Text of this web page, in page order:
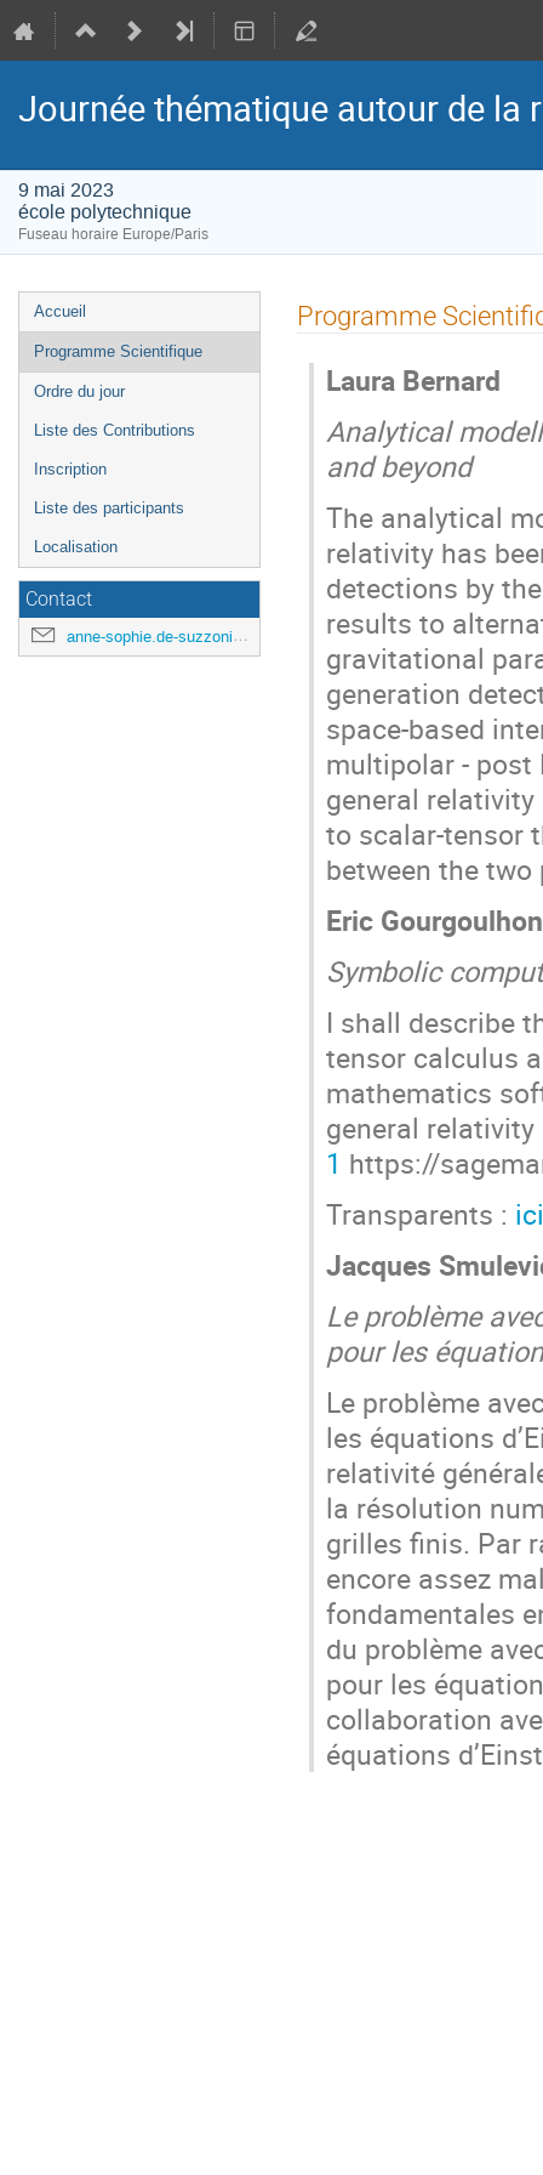
Journée thématique autour de la
9 mai 2023
école polytechnique
Fuseau horaire Europe/Paris
Menu
de
l'événement
Accueil
Programme Scientifique
Ordre du jour
Liste des Contributions
Inscription
Liste des participants
Localisation
Contact
anne-sophie.de-suzzoni@polytechnique.edu
Programme
Laura Bernard
Analytical
and beyond
The analytical
relativity has
detections by
results to
gravitational
generation
space-based
multipolar -
general
to scalar-tensor
between the
Eric Gourgoulhon
Symbolic
I shall describe
tensor calculus
mathematics
general
1 https://
Transparents : ici
Jacques
Le problème
pour les
Le problème
les équations
relativité
la résolution
grilles finis. Par
encore assez
fondamentales
du problème
pour les
collaboration
équations